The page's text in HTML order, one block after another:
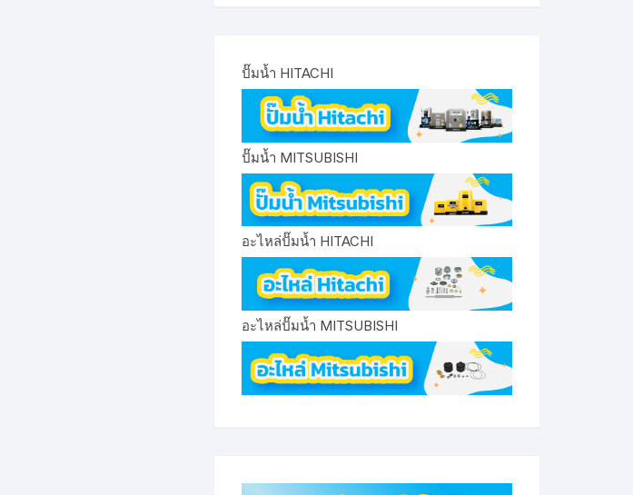
ปั๊มน้ำ HITACHI
ปั๊มน้ำ MITSUBISHI
อะไหล่ปั๊มน้ำ HITACHI
อะไหล่ปั๊มน้ำ MITSUBISHI